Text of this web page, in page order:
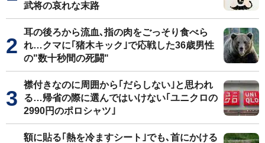
武将の哀れな末路
耳の後ろから流血､指の肉をごっそり食べら
れ…クマに｢猪木キック｣で応戦した36歳男性
の"数十秒間の死闘"
襟付きなのに周囲から｢だらしない｣と思われ
る…帰省の際に選んではいけない｢ユニクロの
2990円のポロシャツ｣
額に貼る｢熱を冷ますシート｣でも､首にかける